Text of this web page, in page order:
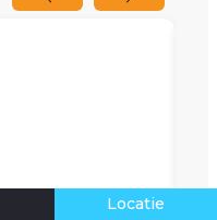
Locatie